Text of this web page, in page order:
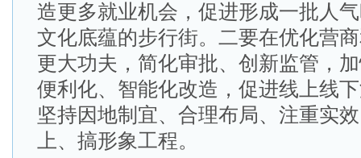
造更多就业机会，促进形成一批人
文化底蕴的步行街。二要在优化营
更大功夫，简化审批、创新监管，
便利化、智能化改造，促进线上线
坚持因地制宜、合理布局、注重实
上、搞形象工程。